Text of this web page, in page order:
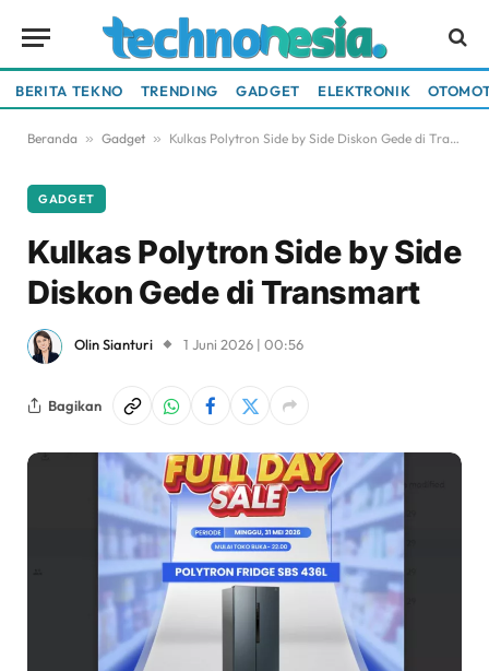
BERITA TEKNO TRENDING GADGET ELEKTRONIK
Beranda » Gadget » Kulkas Polytron Side by Side Diskon Gede di Transmart
GADGET
Kulkas Polytron Side by Side
Diskon Gede di Transmart
Olin Sianturi 1 Juni 2026 | 00:56
Bagikan